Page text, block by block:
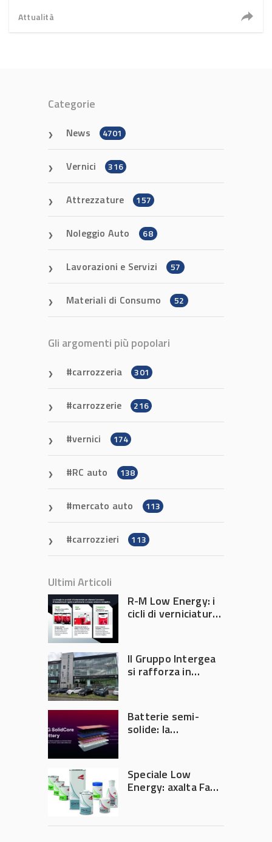
Attualità
Categorie
News 4701
Vernici 316
Attrezzature 157
Noleggio Auto 68
Lavorazioni e Servizi 57
Materiali di Consumo 52
Gli argomenti più popolari
carrozzeria 301
carrozzerie 216
vernici 174
RC auto 138
mercato auto 113
carrozzieri 113
Ultimi Articoli
R-M Low Energy: i
cicli di verniciatura
tempi e costi in
carrozzeria
Il Gruppo Intergea
si rafforza in
Batterie semi-
solide: la
accelerare la
rivoluzione
dell’auto elettrica
Speciale Low
Energy: axalta Fast
riduce consumi